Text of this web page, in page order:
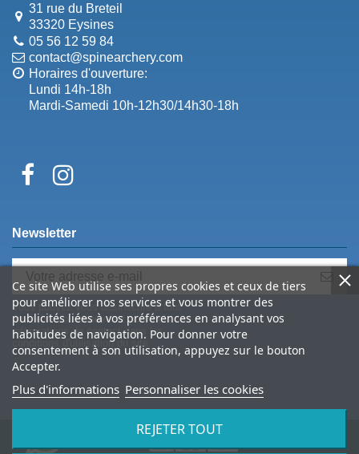
31 rue du Breteil
33320 Eysines
05 56 12 59 84
contact@spinearchery.com
Horaires d'ouverture:
Lundi 14h-18h
Mardi-Samedi 10h-12h30/14h30-18h
Ce site Web utilise ses propres cookies et ceux de tiers
pour améliorer nos services et vous montrer des
publicités liées à vos préférences en analysant vos
habitudes de navigation. Pour donner votre
consentement à son utilisation, appuyez sur le bouton
Accepter.
Plus d'informations Personnaliser les cookies
REJETER TOUT
Newsletter
Vous pouvez vous désinscrire à tout
moment. Vous trouverez pour cela nos
informations de contact dans les
conditions d'utilisation du site.